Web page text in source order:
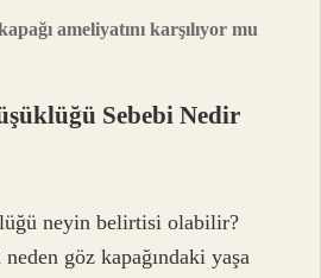
ameliyatını karşılıyor mu
Sebebi Nedir
neyin belirtisi olabilir?
göz kapağındaki yaşa